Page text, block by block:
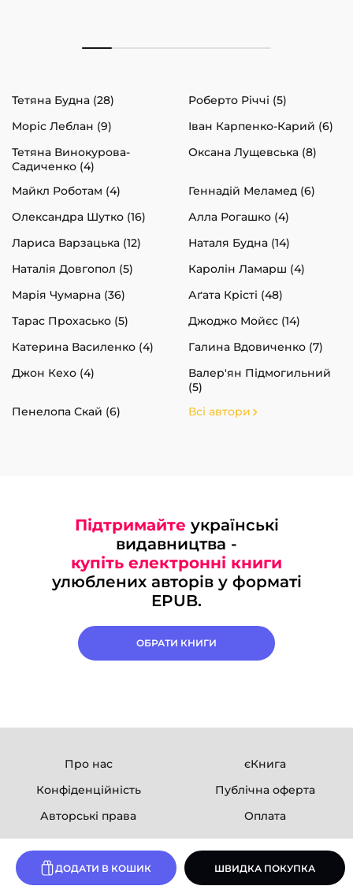
ДОДАТИ В КОШИК ШВИДКА ПОКУПКА
Тетяна Будна (28)
Роберто Річчі (5)
Моріс Леблан (9)
Іван Карпенко-Карий (6)
Тетяна Винокурова-
Садиченко (4)
Оксана Лущевська (8)
Майкл Роботам (4)
Геннадій Меламед (6)
Олександра Шутко (16)
Алла Рогашко (4)
Лариса Варзацька (12)
Наталя Будна (14)
Наталія Довгопол (5)
Каролін Ламарш (4)
Марія Чумарна (36)
Аґата Крісті (48)
Тарас Прохасько (5)
Джоджо Мойєс (14)
Катерина Василенко (4)
Галина Вдовиченко (7)
Джон Кехо (4)
Валер'ян Підмогильний
(5)
Пенелопа Скай (6)
Всі автори
Підтримайте українські
видавництва -
купіть електронні книги
улюблених авторів у форматі
EPUB.
ОБРАТИ КНИГИ
Про нас
єКнига
Конфіденційність
Публічна оферта
Авторські права
Оплата